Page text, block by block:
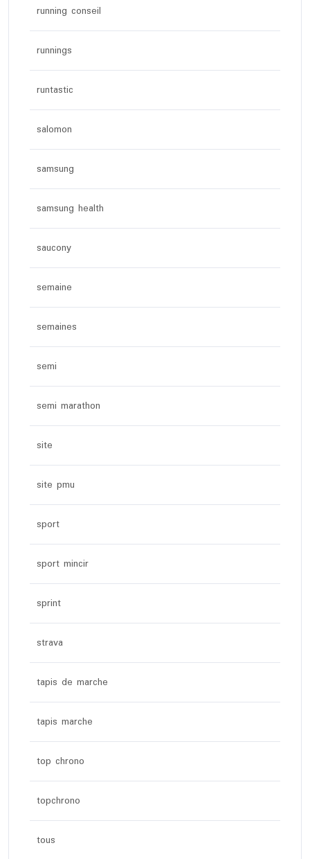
running conseil
runnings
runtastic
salomon
samsung
samsung health
saucony
semaine
semaines
semi
semi marathon
site
site pmu
sport
sport mincir
sprint
strava
tapis de marche
tapis marche
top chrono
topchrono
tous